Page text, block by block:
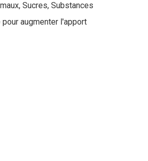
Sucres, Substances
pour augmenter l'apport